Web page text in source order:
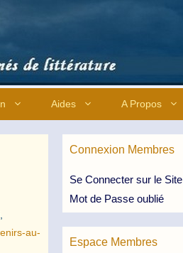
Aides A Propos
au-
Connexion Membres
Se Connecter sur le Site
Mot de Passe oublié
Espace Membres